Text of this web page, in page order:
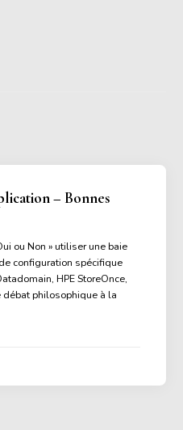
– Bonnes
ou Non » utiliser une baie
configuration spécifique
HPE StoreOnce,
débat philosophique à la